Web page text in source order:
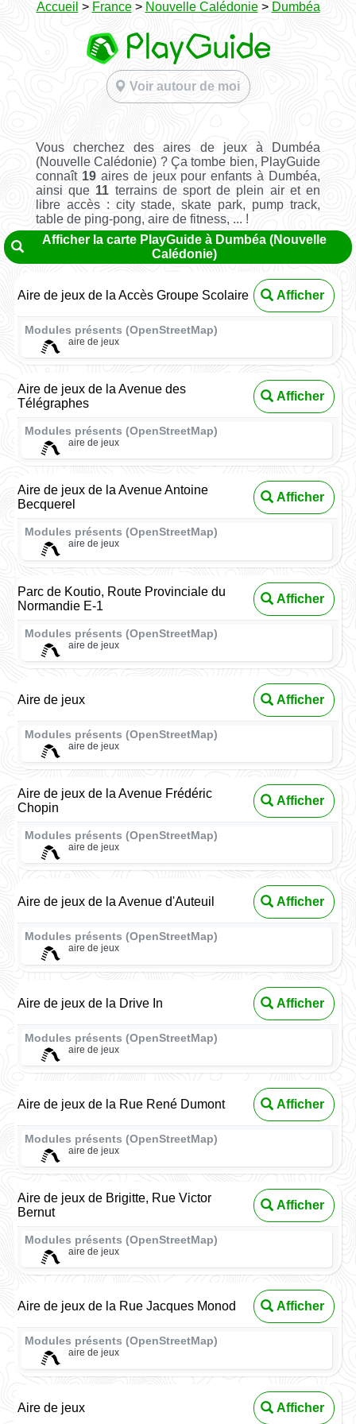
Accueil > France> Nouvelle Calédonie> Dumbéa
Voir autour de moi
Vous cherchez des aires de jeux à Dumbéa
(Nouvelle Calédonie) ? Ça tombe bien, PlayGuide
connaît 19aires de jeux pour enfants à Dumbéa,
ainsi que 11 terrains de sport de plein air et en
libre accès : city stade, skate park, pump track,
table de ping-pong, aire de fitness, ... !
Afficher la carte PlayGuide à Dumbéa (Nouvelle
Calédonie)
Aire de jeux de la Accès Groupe Scolaire Afficher
Modules présents (OpenStreetMap)
aire de jeux
Aire de jeux de la Avenue des
Télégraphes
Afficher
Modules présents (OpenStreetMap)
aire de jeux
Aire de jeux de la Avenue Antoine
Becquerel
Afficher
Modules présents (OpenStreetMap)
aire de jeux
Parc de Koutio, Route Provinciale du
Normandie E-1
Afficher
Modules présents (OpenStreetMap)
aire de jeux
Aire de jeux Afficher
Modules présents (OpenStreetMap)
aire de jeux
Aire de jeux de la Avenue Frédéric
Chopin
Afficher
Modules présents (OpenStreetMap)
aire de jeux
Aire de jeux de la Avenue d'Auteuil Afficher
Modules présents (OpenStreetMap)
aire de jeux
Aire de jeux de la Drive In Afficher
Modules présents (OpenStreetMap)
aire de jeux
Aire de jeux de la Rue René Dumont Afficher
Modules présents (OpenStreetMap)
aire de jeux
Aire de jeux de Brigitte, Rue Victor
Bernut
Afficher
Modules présents (OpenStreetMap)
aire de jeux
Aire de jeux de la Rue Jacques Monod Afficher
Modules présents (OpenStreetMap)
aire de jeux
Aire de jeux Afficher